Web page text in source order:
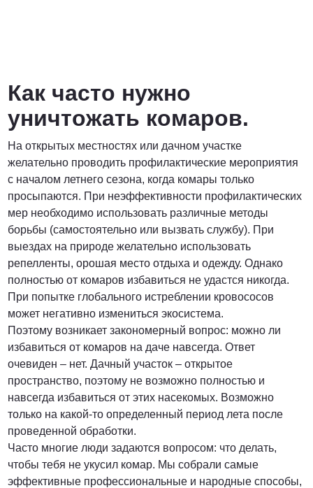
Как часто нужно
уничтожать комаров.
На открытых местностях или дачном участке
желательно проводить профилактические мероприятия
с началом летнего сезона, когда комары только
просыпаются. При неэффективности профилактических
мер необходимо использовать различные методы
борьбы (самостоятельно или вызвать службу). При
выездах на природе желательно использовать
репелленты, орошая место отдыха и одежду. Однако
полностью от комаров избавиться не удастся никогда.
При попытке глобального истреблении кровососов
может негативно измениться экосистема.
Поэтому возникает закономерный вопрос: можно ли
избавиться от комаров на даче навсегда. Ответ
очевиден – нет. Дачный участок – открытое
пространство, поэтому не возможно полностью и
навсегда избавиться от этих насекомых. Возможно
только на какой-то определенный период лета после
проведенной обработки.
Часто многие люди задаются вопросом: что делать,
чтобы тебя не укусил комар. Мы собрали самые
эффективные профессиональные и народные способы,